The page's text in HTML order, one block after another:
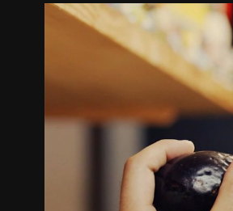
ภาพนิ่ง เนื้อหาที่